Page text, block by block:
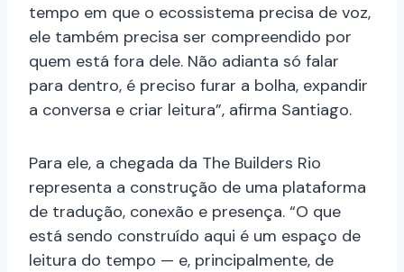
tempo em que o ecossistema precisa de voz,
ele também precisa ser compreendido por
quem está fora dele. Não adianta só falar
para dentro, é preciso furar a bolha, expandir
a conversa e criar leitura”, afirma Santiago.
Para ele, a chegada da The Builders Rio
representa a construção de uma plataforma
de tradução, conexão e presença. “O que
está sendo construído aqui é um espaço de
leitura do tempo — e, principalmente, de